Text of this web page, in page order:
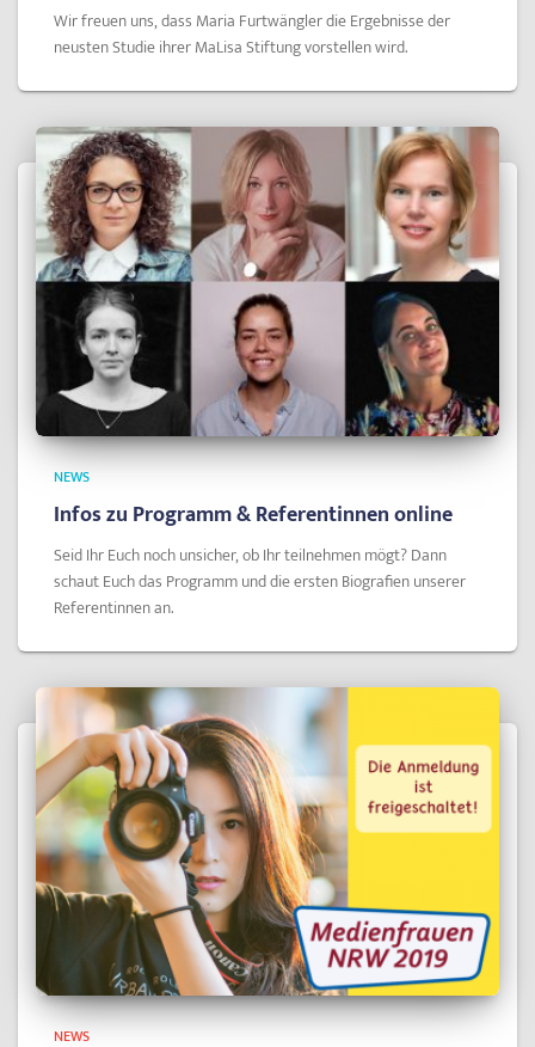
Wir freuen uns, dass Maria Furtwängler die Ergebnisse der
neusten Studie ihrer MaLisa Stiftung vorstellen wird.
NEWS
Infos zu Programm & Referentinnen online
Seid Ihr Euch noch unsicher, ob Ihr teilnehmen mögt? Dann
schaut Euch das Programm und die ersten Biografien unserer
Referentinnen an.
NEWS